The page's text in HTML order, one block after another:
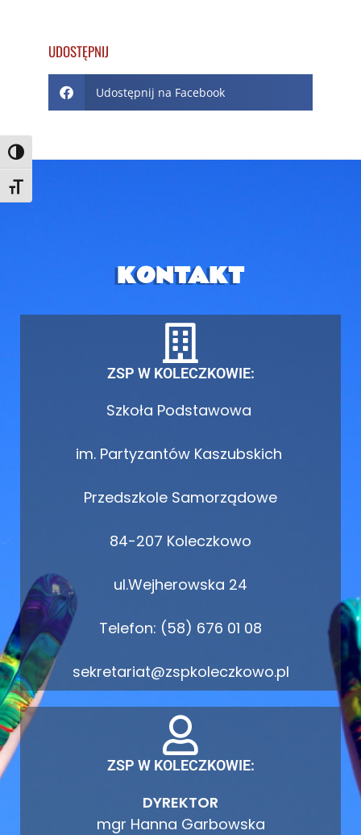
Toggle High Contrast
Toggle Font size
UDOSTĘPNIJ
Udostępnij na Facebook
KONTAKT
ZSP W KOLECZKOWIE:
Szkoła Podstawowa
im. Partyzantów Kaszubskich
Przedszkole Samorządowe
84-207 Koleczkowo
ul.Wejherowska 24
Telefon: (58) 676 01 08
sekretariat@zspkoleczkowo.pl
ZSP W KOLECZKOWIE:
DYREKTOR
mgr Hanna Garbowska